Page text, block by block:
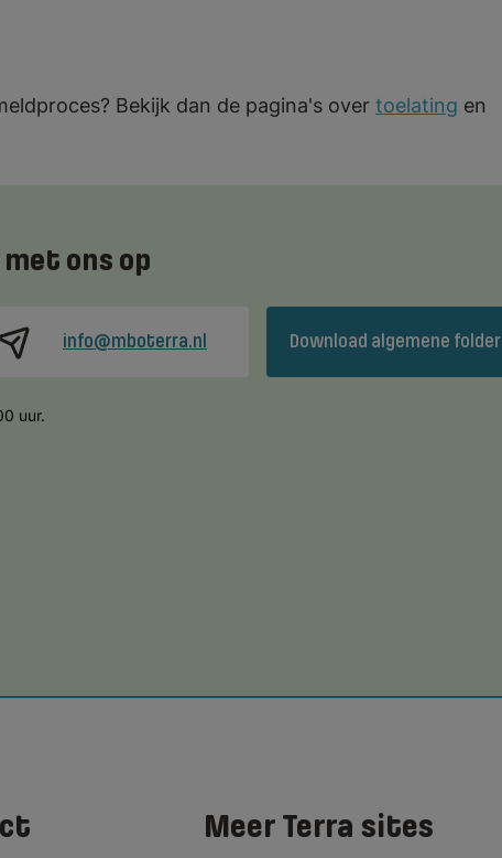
Bekijk dan de pagina's over toelating en
ons op
info@mboterra.nl Download algemene folder
uur.
Meer Terra sites